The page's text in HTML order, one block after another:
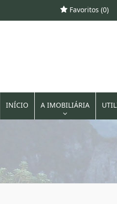
Favoritos (0)
INÍCIO A IMOBILIÁRIA